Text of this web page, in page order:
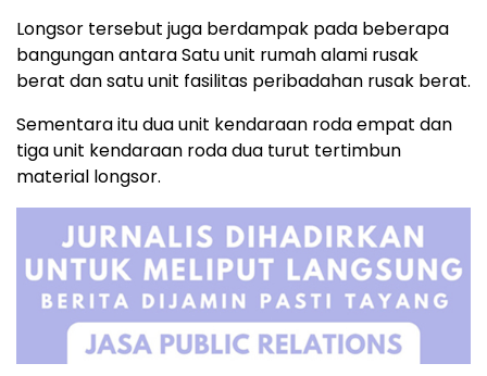
Longsor tersebut juga berdampak pada beberapa
bangungan antara Satu unit rumah alami rusak
berat dan satu unit fasilitas peribadahan rusak berat.
Sementara itu dua unit kendaraan roda empat dan
tiga unit kendaraan roda dua turut tertimbun
material longsor.